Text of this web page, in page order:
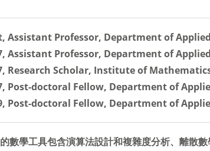
Assistant Professor, Department of
Assistant Professor, Department of
Research Scholar, Institute of
Post-doctoral Fellow, Department of
Post-doctoral Fellow, Department of
數學工具包含演算法設計和複雜度分析、離散